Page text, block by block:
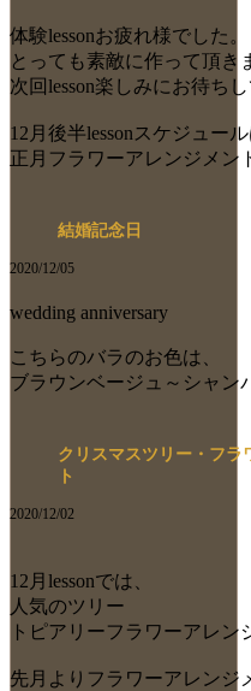
体験lessonお疲れ様でした。
とっても素敵に作って頂き
次回lesson楽しみにお待ち
12月後半lessonスケジュー
正月フラワーアレンジメン
結婚記念日
2020/12/05
wedding anniversary
こちらのバラのお色は、
ブラウンベージュ～シャン
クリスマスツリー・フラ
ト
2020/12/02
12月lessonでは、
人気のツリー
トピアリーフラワーアレン
先月よりフラワーアレンジ